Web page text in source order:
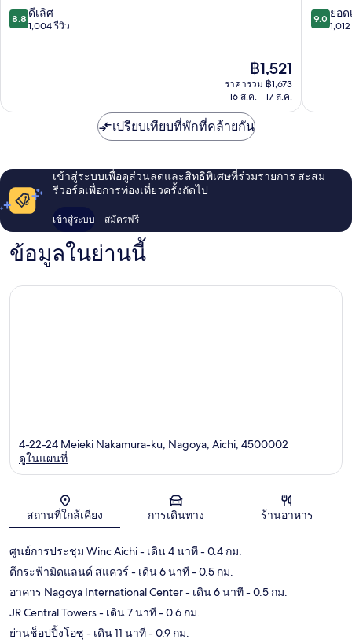
นา
โกยา
8.8
จาก
8.8 ดีเลิศ
1,004 รีวิว
ราคา
ปัจจุบัน
คือ
฿1,521
ราคารวม ฿1,673
16 ส.ค. - 17 ส.ค.
เอกิ
ชิน
นา
9.0
จาก
9.0 ยอด
เปรียบเทียบที่พักที่คล้ายกัน
เข้าสู่ระบบเพื่อดูส่วนลดและสิทธิพิเศษที่ร่วมรายการ สะสม
รีวอร์ดเพื่อการท่องเที่ยวครั้งถัดไป
เข้าสู่ระบบ สมัครฟรี
ข้อมูลในย่านนี้
แผนที่
4-22-24 Meieki Nakamura-ku, Nagoya, Aichi, 4500002
ดูในแผนที่
สถานที่ใกล้เคียง การเดินทาง ร้านอาหาร
ศูนย์การประชุม Winc Aichi- เดิน 4 นาที- 0.4 กม.
ตึกระฟ้ามิดแลนด์ สแควร์ - เดิน 6 นาที- 0.5 กม.
อาคาร Nagoya International Center- เดิน 6 นาที- 0.5 กม.
JR Central Towers- เดิน 7 นาที- 0.6 กม.
ย่านช็อปปิ้งโอซุ - เดิน 11 นาที- 0.9 กม.